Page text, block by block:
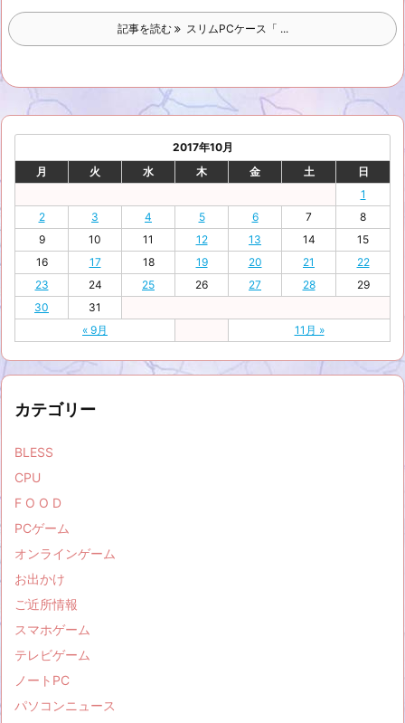
記事を読む スリムPCケース「 ...
2017年10月
月
火 水 木 金 土 日
« 9月 11月 »
1
2
3 4 5 6 7
8
9
10 11 12 13 14
15
16
17 18 19 20 21
22
23
24 25 26 27 28
29
30
31
カテゴリー
BLESS
CPU
F O O D
PCゲーム
オンラインゲーム
お出かけ
ご近所情報
スマホゲーム
テレビゲーム
ノートPC
パソコンニュース